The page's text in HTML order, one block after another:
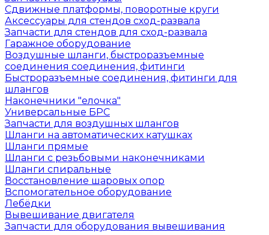
Сдвижные платформы, поворотные круги
Аксессуары для стендов сход-развала
Запчасти для стендов для сход-развала
Гаражное оборудование
Воздушные шланги, быстроразъемные
соединения соединения, фитинги
Быстроразъемные соединения, фитинги для
шлангов
Наконечники "елочка"
Универсальные БРС
Запчасти для воздушных шлангов
Шланги на автоматических катушках
Шланги прямые
Шланги с резьбовыми наконечниками
Шланги спиральные
Восстановление шаровых опор
Вспомогательное оборудование
Лебёдки
Вывешивание двигателя
Запчасти для оборудования вывешивания